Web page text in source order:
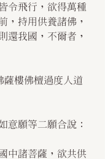
令飛行，欲得萬種
，持用供養諸佛，
還我國，不爾者，
薩樓佛檀過度人道
意願等二願合說：
中諸菩薩，欲共供